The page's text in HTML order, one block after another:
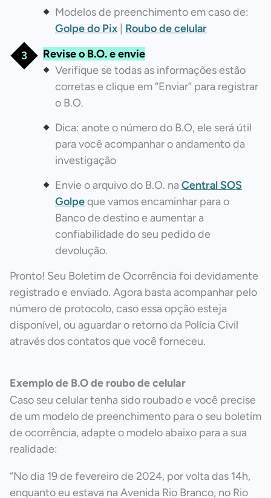
Modelos de preenchimento em caso de:
Golpe do Pix
Roubo de celular
Revise o B.O. e envie
Verifique se todas as informações estão
corretas e clique em “Enviar” para registrar
o B.O.
Dica: anote o número do B.O, ele será útil
para você acompanhar o andamento da
investigação
Envie o arquivo do B.O. na Central SOS
Golpeque vamos encaminhar para o
Banco de destino e aumentar a
confiabilidade do seu pedido de
devolução.
Pronto! Seu Boletim de Ocorrência foi devidamente
registrado e enviado. Agora basta acompanhar pelo
número de protocolo, caso essa opção esteja
disponível, ou aguardar o retorno da Polícia Civil
através dos contatos que você forneceu.
Exemplo de B.O de roubo de celular
Caso seu celular tenha sido roubado e você precise
de um modelo de preenchimento para o seu boletim
de ocorrência, adapte o modelo abaixo para a sua
realidade:
“No dia 19 de fevereiro de 2024, por volta das 14h,
enquanto eu estava na Avenida Rio Branco, no Rio